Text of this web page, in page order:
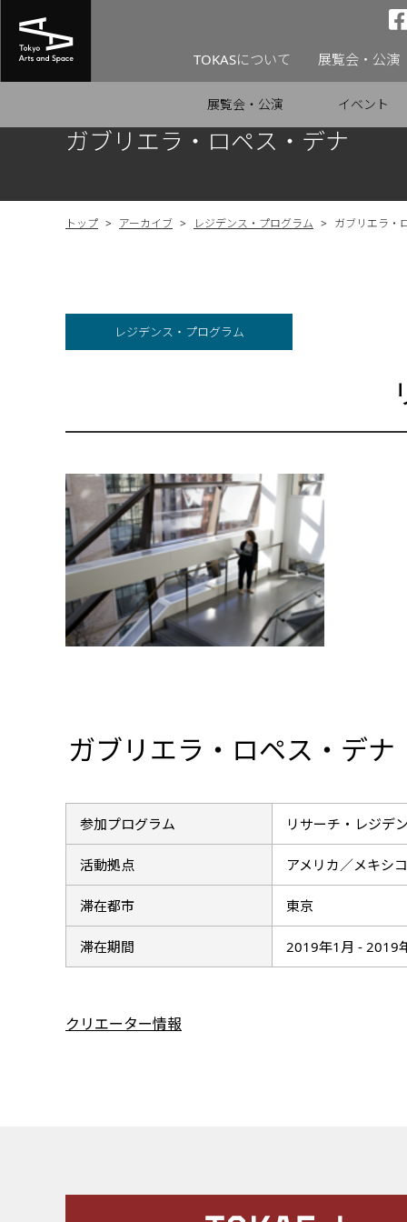
TOKASについて 展覧会・公演
展覧会・公演 イベント
ガブリエラ・ロペス・デナ
トップ > アーカイブ > レジデンス・プログラム > ガブリエラ・
レジデンス・プログラム
ガブリエラ・ロペス・デナ
参加プログラム リサーチ・レジデ
活動拠点 アメリカ／メキシコ
滞在都市 東京
滞在期間 2019年1月 - 2019
クリエーター情報